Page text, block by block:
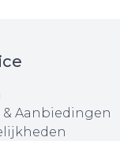
Aanbiedingen